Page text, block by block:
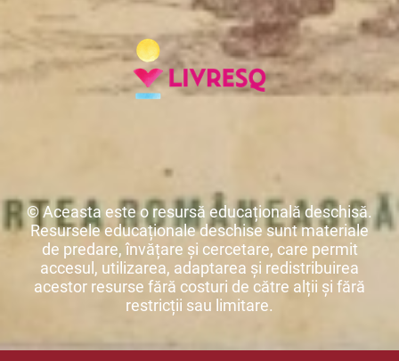
© Aceasta este o resursă educațională deschisă.
Resursele educaționale deschise sunt materiale
de predare, învățare și cercetare, care permit
accesul, utilizarea, adaptarea și redistribuirea
acestor resurse fără costuri de către alții și fără
restricții sau limitare.